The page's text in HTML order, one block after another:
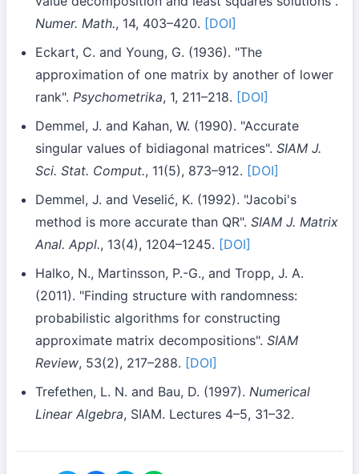
Numer. Math., 14, 403–420. [DOI]
Eckart, C. and Young, G. (1936). "The
approximation of one matrix by another of lower
rank". Psychometrika, 1, 211–218. [DOI]
Demmel, J. and Kahan, W. (1990). "Accurate
singular values of bidiagonal matrices". SIAM J.
Sci. Stat. Comput., 11(5), 873–912. [DOI]
Demmel, J. and Veselić, K. (1992). "Jacobi's
method is more accurate than QR". SIAM J. Matrix
Anal. Appl., 13(4), 1204–1245. [DOI]
Halko, N., Martinsson, P.-G., and Tropp, J. A.
(2011). "Finding structure with randomness:
probabilistic algorithms for constructing
approximate matrix decompositions". SIAM
Review, 53(2), 217–288. [DOI]
Trefethen, L. N. and Bau, D. (1997). Numerical
Linear Algebra, SIAM. Lectures 4–5, 31–32.